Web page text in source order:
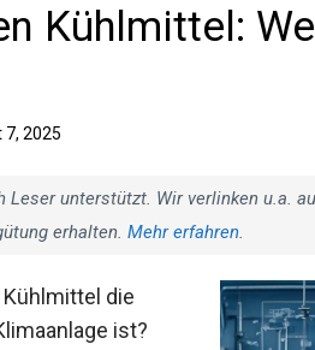
Kühlmittel:
7, 2025
Leser unterstützt. Wir verlinken u.a.
erhalten. Mehr erfahren.
die
ist?